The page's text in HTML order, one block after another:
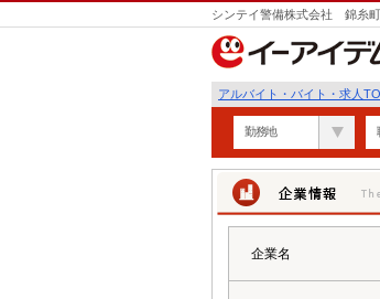
シンテイ警備株式会社 錦糸
アルバイト・バイト・求人
勤務地
企業情報
企業名